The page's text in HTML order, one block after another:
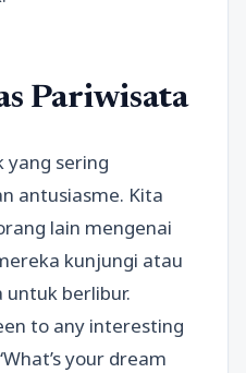
Pariwisata
yang sering
antusiasme. Kita
lain mengenai
kunjungi atau
berlibur.
to any interesting
your dream